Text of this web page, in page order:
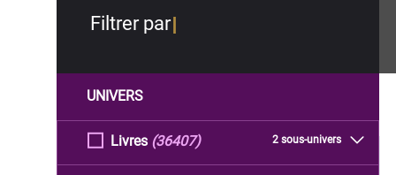
Filtrer par
UNIVERS
Livres 2 sous-univers
(36407)